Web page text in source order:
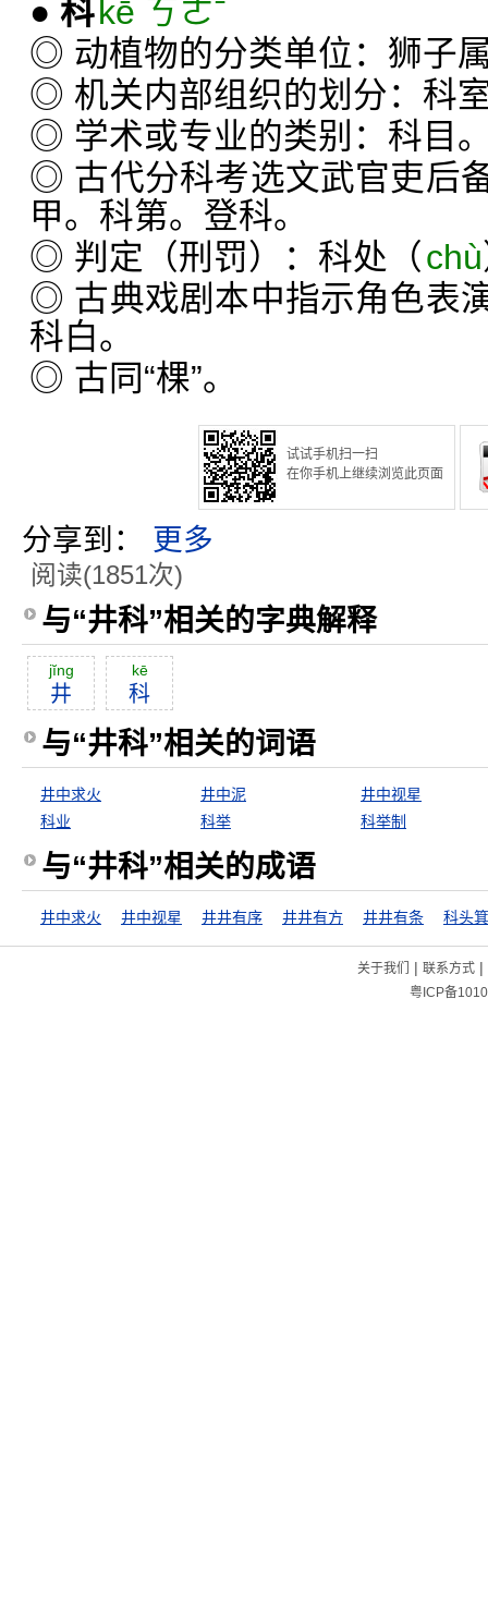
● 科kē ㄎㄜˉ
◎ 动植物的分类单位：狮子
◎ 机关内部组织的划分：科
◎ 学术或专业的类别：科目
◎ 古代分科考选文武官吏后
甲。科第。登科。
◎ 判定（刑罚）：科处（chù
◎ 古典戏剧本中指示角色表
科白。
◎ 古同“棵”。
试试手机扫一扫
在你手机上继续浏览此页面
分享到： 更多
阅读(1851次)
与“井科”相关的字典解释
jĭng
井
kē
科
与“井科”相关的词语
井中求火 井中泥
井中视星
科业
科举 科举制
与“井科”相关的成语
井中求火 井中视星 井井有序 井井有方 井井有条 科头
关于我们 | 联系方式|
粤ICP备